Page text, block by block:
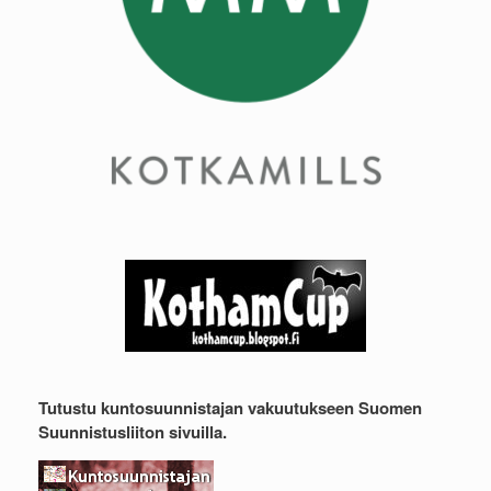
Tutustu kuntosuunnistajan vakuutukseen Suomen
Suunnistusliiton sivuilla.